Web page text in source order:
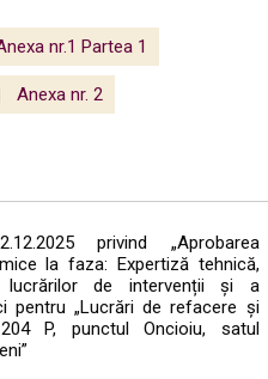
nr.1 Partea 1
Anexa nr. 2
privind „Aprobarea
la faza: Expertiză tehnică,
lucrărilor de intervenții și a
pentru „Lucrări de refacere și
P, punctul Oncioiu, satul